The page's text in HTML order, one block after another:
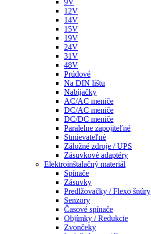
9V
12V
14V
15V
19V
24V
31V
48V
Prúdové
Na DIN lištu
Nabíjačky
AC/AC meniče
DC/AC meniče
DC/DC meniče
Paralelne zapojiteľné
Stmievateľné
Záložné zdroje / UPS
Zásuvkové adaptéry
Elektroinštalačný materiál
Spínače
Zásuvky
Predlžovačky / Flexo šnúry
Senzory
Časové spínače
Objímky / Redukcie
Zvončeky